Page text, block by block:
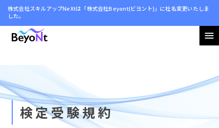
株式会社スキルアップNeXtは「株式会社Beyont(ビヨント)」に社名変更いたしま
した。
ニュース
サステナビリティ
検定受験規約